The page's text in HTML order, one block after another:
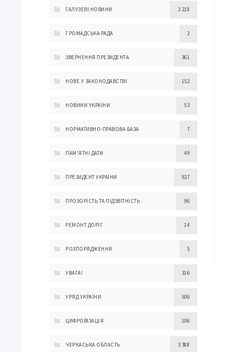
ГАЛУЗЕВІ НОВИНИ 3 218
ГРОМАДСЬКА РАДА 2
ЗВЕРНЕННЯ ПРЕЗИДЕНТА 361
НОВЕ У ЗАКОНОДАВСТВІ 152
НОВИНИ УКРАЇНИ 53
НОРМАТИВНО-ПРАВОВА БАЗА 7
ПАМ'ЯТНІ ДАТИ 49
ПРЕЗИДЕНТ УКРАЇНИ 927
ПРОЗОРІСТЬ ТА ПІДЗВІТНІСТЬ 96
РЕМОНТ ДОРІГ 14
РОЗПОРЯДЖЕННЯ 5
УВАГА! 316
УРЯД УКРАЇНИ 506
ЦИФРОВІЗАЦІЯ 106
ЧЕРКАСЬКА ОБЛАСТЬ 3 388